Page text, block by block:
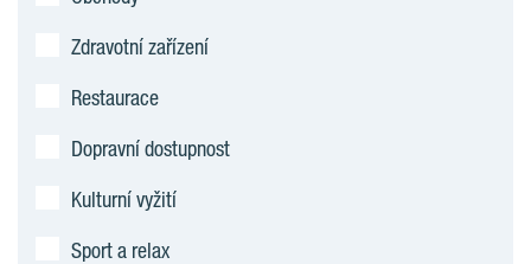
Zdravotní zařízení
Restaurace
Dopravní dostupnost
Kulturní vyžití
Sport a relax